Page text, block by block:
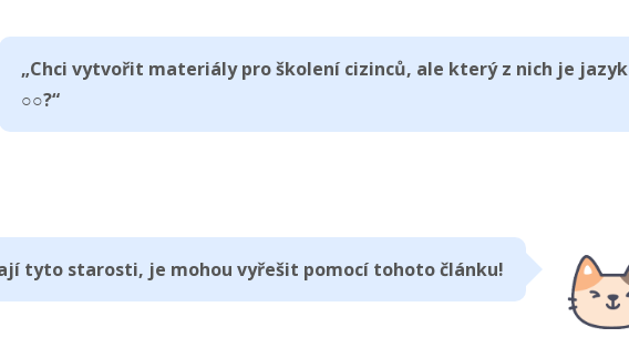
„Chci vytvořit materiály pro školení cizinců, ale který z nich je jazyk
○○?“
tyto starosti, je mohou vyřešit pomocí tohoto článku!